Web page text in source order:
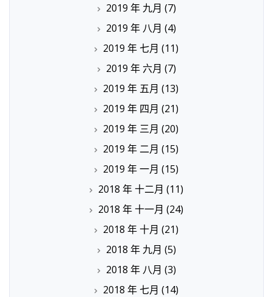
2019 年 九月 (7)
2019 年 八月 (4)
2019 年 七月 (11)
2019 年 六月 (7)
2019 年 五月 (13)
2019 年 四月 (21)
2019 年 三月 (20)
2019 年 二月 (15)
2019 年 一月 (15)
2018 年 十二月 (11)
2018 年 十一月 (24)
2018 年 十月 (21)
2018 年 九月 (5)
2018 年 八月 (3)
2018 年 七月 (14)